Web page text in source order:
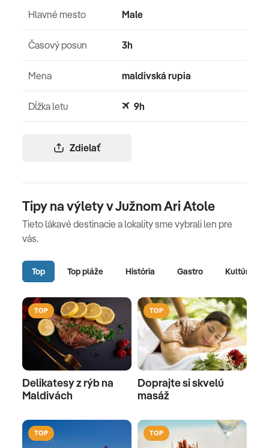
Zdielať
Hlavné mesto Male
Časový posun 3h
Mena maldivská rupia
Dĺžka letu 9h
Tipy na výlety v Južnom Ari Atole
Tieto lákavé destinacie a lokality sme vybrali len pre
vás.
Top Top pláže História Gastro Kultúra
TOP
Delikatesy z rýb na
Maldivách
TOP
Doprajte si skvelú
masáž
TOP TOP